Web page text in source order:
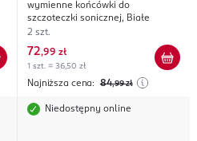
wymienne końcówki do
szczoteczki sonicznej, Białe
2 szt.
72,99 zł
1 szt. = 36,50 zł
Najniższa cena: 84,99 zł
Niedostępny online